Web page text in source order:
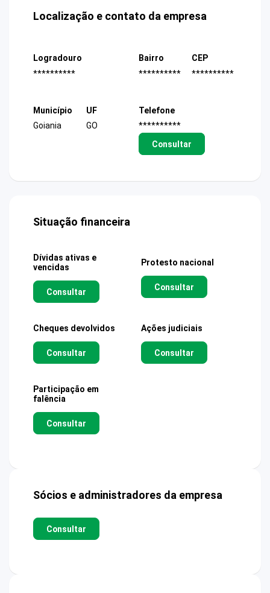
Localização e contato da empresa
Logradouro
**********
Bairro
**********
CEP
**********
Município
Goiania
UF
GO
Telefone
**********
Consultar
Situação financeira
Dívidas ativas e
vencidas
Consultar
Protesto nacional
Consultar
Cheques devolvidos
Consultar
Ações judiciais
Consultar
Participação em
falência
Consultar
Sócios e administradores da empresa
Consultar